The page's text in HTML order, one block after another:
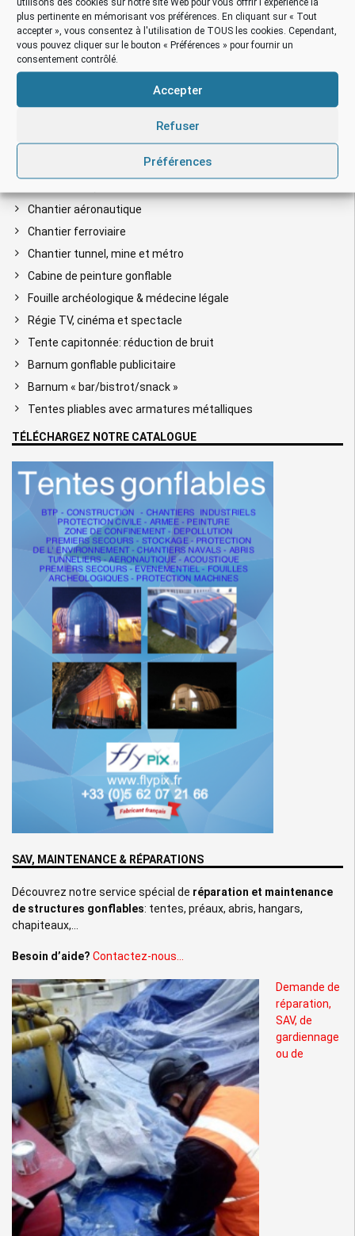
plus pertinente en mémorisant vos préférences. En cliquant sur « Tout
accepter », vous consentez à l'utilisation de TOUS les cookies. Cependant,
vous pouvez cliquer sur le bouton « Préférences » pour fournir un
consentement contrôlé.
Accepter
Refuser
Préférences
Hangar gonflable de grande taille
Préau gonflable protection pluie
Tente gonflable capitonnée double peau
Tente gonflable de stockage
Mariage, réception et séminaire
Tente gonflable PMA (Poste Médical Avancé)
Nettoyage de machines
Chantier aéronautique
Chantier ferroviaire
Chantier tunnel, mine et métro
Cabine de peinture gonflable
Fouille archéologique & médecine légale
Régie TV, cinéma et spectacle
Tente capitonnée: réduction de bruit
Barnum gonflable publicitaire
Barnum « bar/bistrot/snack »
Tentes pliables avec armatures métalliques
TÉLÉCHARGEZ NOTRE CATALOGUE
SAV, MAINTENANCE & RÉPARATIONS
Découvrez notre service spécial de réparation et maintenance
de structures gonflables: tentes, préaux, abris, hangars,
chapiteaux,…
Besoin d’aide? Contactez-nous…
Demande de
réparation,
SAV, de
gardiennage
ou de